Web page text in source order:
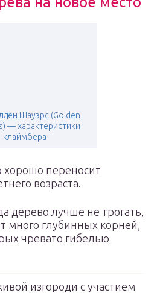
Шауэрс (Golden
— характеристики
клаймбера
хорошо переносит
возраста.
дерево лучше не трогать,
много глубинных корней,
чревато гибелью
изгороди с участием